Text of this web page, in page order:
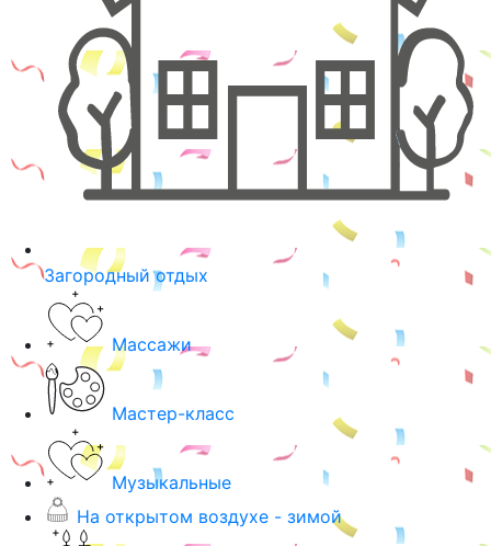
Загородный отдых
Массажи
Мастер-класс
Музыкальные
На открытом воздухе - зимой